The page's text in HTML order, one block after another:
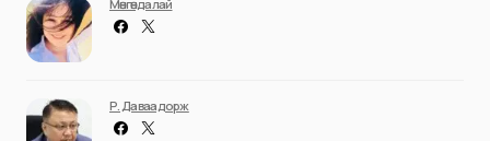
Мөнгөндалай
Р. Даваадорж